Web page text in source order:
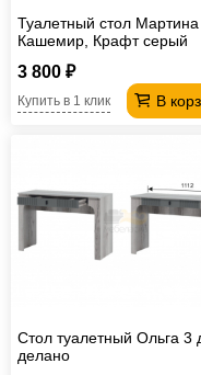
Туалетный стол Мартина
Кашемир, Крафт серый
3 800 ₽
В
Купить в 1 клик
Стол туалетный Ольга 3
делано